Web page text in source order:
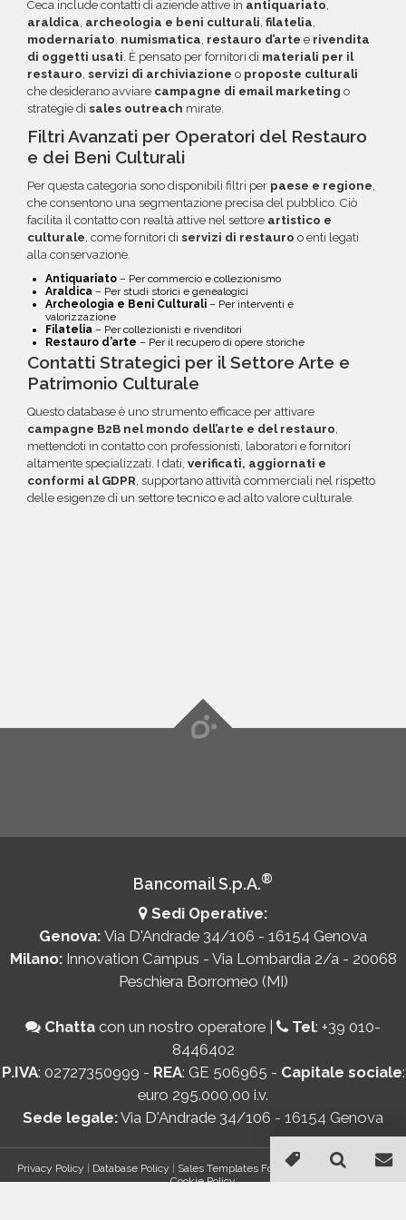
questa opzione.
Ceca include contatti di aziende attive in antiquariato,
araldica, archeologia e beni culturali, filatelia,
modernariato, numismatica, restauro d’arte e rivendita
di oggetti usati. È pensato per fornitori di materiali per il
restauro, servizi di archiviazione o proposte culturali
che desiderano avviare campagne di email marketing o
strategie di sales outreach mirate.
Filtri Avanzati per Operatori del Restauro
e dei Beni Culturali
Per questa categoria sono disponibili filtri per paese e regione
che consentono una segmentazione precisa del pubblico. Ciò
facilita il contatto con realtà attive nel settore artistico e
culturale , come fornitori di servizi di restauro o enti legati
alla conservazione.
Antiquariato – Per commercio e collezionismo
Araldica – Per studi storici e genealogici
Archeologia e Beni Culturali – Per interventi e
valorizzazione
Filatelia – Per collezionisti e rivenditori
Restauro d’arte – Per il recupero di opere storiche
Contatti Strategici per il Settore Arte e
Patrimonio Culturale
Questo database è uno strumento efficace per attivare
campagne B2B nel mondo dell’arte e del restauro,
mettendoti in contatto con professionisti, laboratori e fornitori
altamente specializzati. I dati, verificati, aggiornati e
conformi al GDPR, supportano attività commerciali nel rispetto
delle esigenze di un settore tecnico e ad alto valore culturale.
Bancomail S.p.A.®
Sedi Operative:
Genova: Via D'Andrade 34/106 - 16154 Genova
Milano: Innovation Campus - Via Lombardia 2/a - 20068
Peschiera Borromeo (MI)
Chatta con un nostro operatore | Tel: +39 010-
8446402
P.IVA: 02727350999 - REA: GE 506965 - Capitale sociale:
euro 295.000,00 i.v.
Sede legale:Via D'Andrade 34/106 - 16154 Genova
Privacy Policy | Database Policy | Sales Templates For Gmail - AddOn Policy|
Cookie Policy